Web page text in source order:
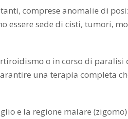
comprese anomalie di
essere sede di cisti, tumori,
o in corso di paralisi
una terapia completa
e la regione malare (zigomo)